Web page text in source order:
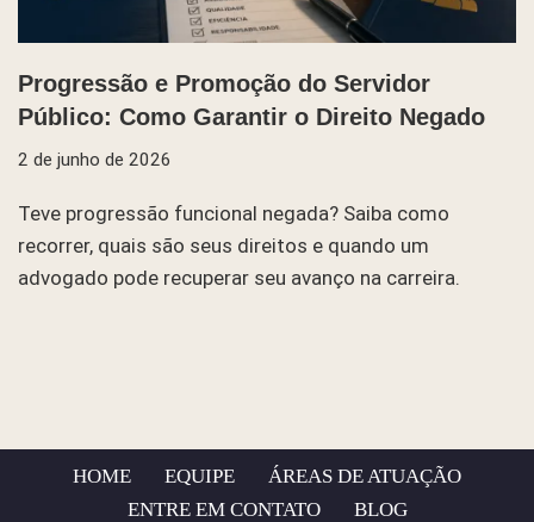
Progressão e Promoção do Servidor
Público: Como Garantir o Direito Negado
2 de junho de 2026
Teve progressão funcional negada? Saiba como
recorrer, quais são seus direitos e quando um
advogado pode recuperar seu avanço na carreira.
HOME EQUIPE
ÁREAS DE ATUAÇÃO
ENTRE EM CONTATO
BLOG